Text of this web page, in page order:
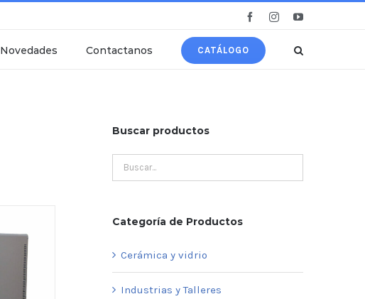
FacebookInstagramYouTube
Novedades Contactanos CATÁLOGO
Buscar productos
Categoría de Productos
Cerámica y vidrio
Industrias y Talleres